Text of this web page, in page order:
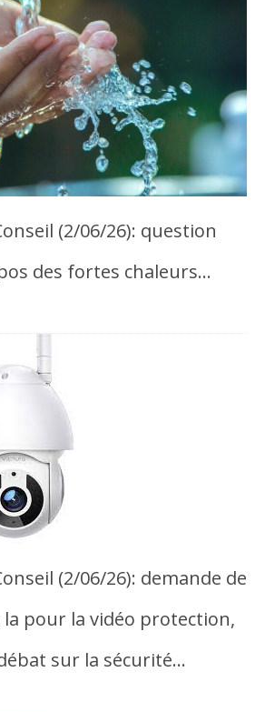
(2/06/26): question
des fortes chaleurs…
(2/06/26): demande de
pour la vidéo protection,
sur la sécurité…